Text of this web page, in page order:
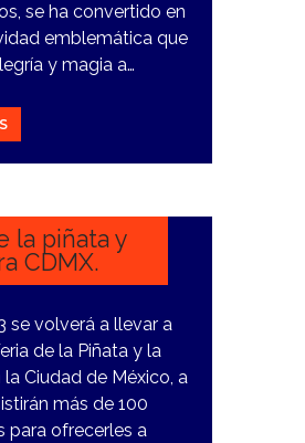
se ha convertido en
emblemática que
y magia a…
la piñata y
CDMX.
se volverá a llevar a
de la Piñata y la
la Ciudad de México, a
más de 100
para ofrecerles a